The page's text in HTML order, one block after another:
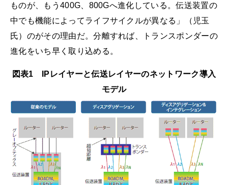
ものが、もう400G、800Gへ進化している。伝送装置の
中でも機能によってライフサイクルが異なる」（児玉
氏）のがその理由だ。分離すれば、トランスポンダーの
進化をいち早く取り込める。
図表1 IPレイヤーと伝送レイヤーのネットワーク導入
モデル